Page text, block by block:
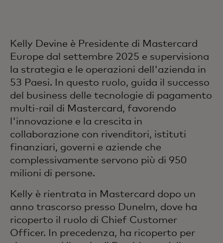
Kelly Devine è Presidente di Mastercard
Europe dal settembre 2025 e supervisiona
la strategia e le operazioni dell'azienda in
53 Paesi. In questo ruolo, guida il successo
del business delle tecnologie di pagamento
multi-rail di Mastercard, favorendo
l'innovazione e la crescita in
collaborazione con rivenditori, istituti
finanziari, governi e aziende che
complessivamente servono più di 950
milioni di persone.
Kelly è rientrata in Mastercard dopo un
anno trascorso presso Dunelm, dove ha
ricoperto il ruolo di Chief Customer
Officer. In precedenza, ha ricoperto per